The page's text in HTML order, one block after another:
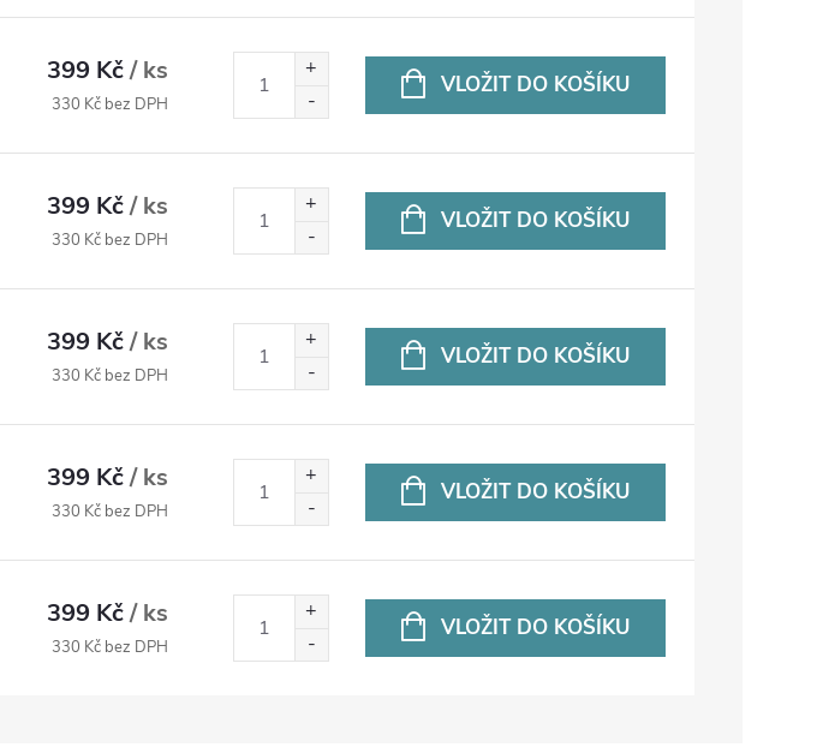
399 Kč/ ks
330 Kč bez DPH
VLOŽIT DO KOŠÍKU
399 Kč/ ks
330 Kč bez DPH
VLOŽIT DO KOŠÍKU
399 Kč/ ks
330 Kč bez DPH
VLOŽIT DO KOŠÍKU
399 Kč/ ks
330 Kč bez DPH
VLOŽIT DO KOŠÍKU
399 Kč/ ks
330 Kč bez DPH
VLOŽIT DO KOŠÍKU